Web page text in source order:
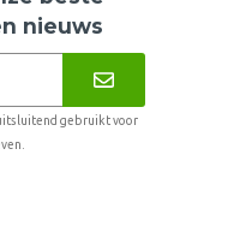
nieuws
gebruikt voor